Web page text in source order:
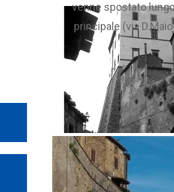
venne spostato
principale (via